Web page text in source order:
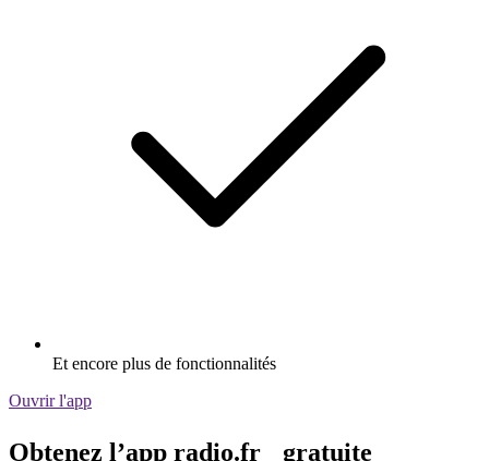
Et encore plus de fonctionnalités
Ouvrir l'app
Obtenez l’app radio.fr gratuite